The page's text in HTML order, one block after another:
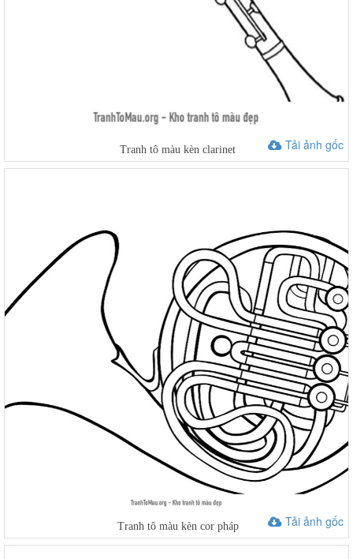
Tải ảnh gốc
Tranh tô màu kèn clarinet
Tải ảnh gốc
Tranh tô màu kèn cor pháp